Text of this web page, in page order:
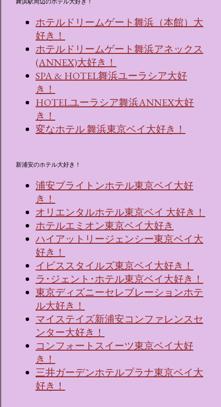
ホテルドリームゲート舞浜（本館）大
好き！
ホテルドリームゲート舞浜アネックス
(ANNEX)大好き！
SPA & HOTEL舞浜ユーラシア大好
き！
HOTELユーラシア舞浜ANNEX大好
き！
変なホテル 舞浜東京ベイ大好き！
新浦安のホテル大好き！
浦安ブライトンホテル東京ベイ大好
き！
オリエンタルホテル東京ベイ 大好き！
ホテルエミオン東京ベイ大好き
ハイアットリージェンシー東京ベイ大
好き！
イビススタイルズ東京ベイ大好き！
ラ･ジェント･ホテル東京ベイ大好き！
東京ディズニーセレブレーションホテ
ル大好き！
マイステイズ新浦安コンファレンスセ
ンター大好き！
コンフォートスイーツ東京ベイ大好
き！
三井ガーデンホテルプラナ東京ベイ大
好き！